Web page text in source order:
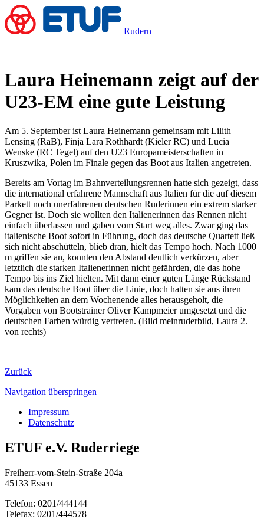
Rudern
Laura Heinemann zeigt auf der
U23-EM eine gute Leistung
Am 5. September ist Laura Heinemann gemeinsam mit Lilith
Lensing (RaB), Finja Lara Rothhardt (Kieler RC) und Lucia
Wenske (RC Tegel) auf den U23 Europameisterschaften in
Kruszwika, Polen im Finale gegen das Boot aus Italien angetreten.
Bereits am Vortag im Bahnverteilungsrennen hatte sich gezeigt, dass
die international erfahrene Mannschaft aus Italien für die auf diesem
Parkett noch unerfahrenen deutschen Ruderinnen ein extrem starker
Gegner ist. Doch sie wollten den Italienerinnen das Rennen nicht
einfach überlassen und gaben vom Start weg alles. Zwar ging das
italienische Boot sofort in Führung, doch das deutsche Quartett ließ
sich nicht abschütteln, blieb dran, hielt das Tempo hoch. Nach 1000
m griffen sie an, konnten den Abstand deutlich verkürzen, aber
letztlich die starken Italienerinnen nicht gefährden, die das hohe
Tempo bis ins Ziel hielten. Mit dann einer guten Länge Rückstand
kam das deutsche Boot über die Linie, doch hatten sie aus ihren
Möglichkeiten an dem Wochenende alles herausgeholt, die
Vorgaben von Bootstrainer Oliver Kampmeier umgesetzt und die
deutschen Farben würdig vertreten. (Bild meinruderbild, Laura 2.
von rechts)
Zurück
Navigation überspringen
Impressum
Datenschutz
ETUF e.V. Ruderriege
Freiherr-vom-Stein-Straße 204a
45133 Essen
Telefon: 0201/444144
Telefax: 0201/444578